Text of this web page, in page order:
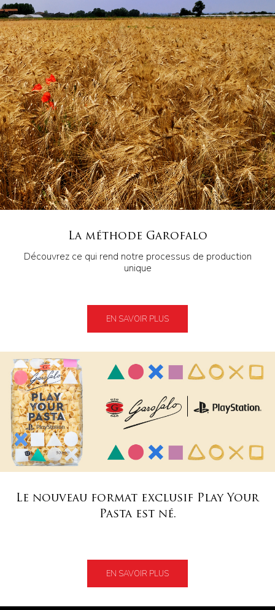
La méthode Garofalo
Découvrez ce qui rend notre processus de production
unique
EN SAVOIR PLUS
Le nouveau format exclusif Play Your
Pasta est né.
EN SAVOIR PLUS